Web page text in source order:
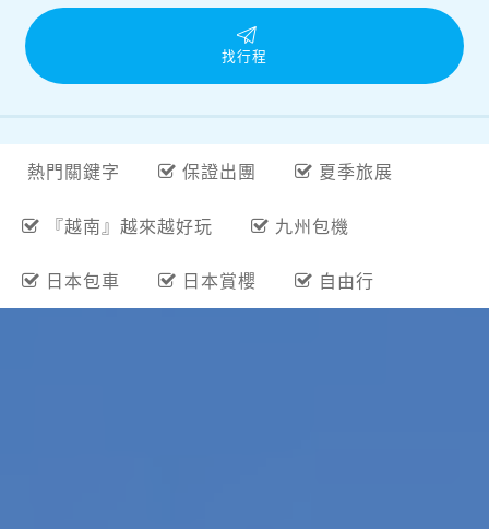
找行程
熱門關鍵字 保證出團 夏季旅展
『越南』越來越好玩 九州包機
日本包車 日本賞櫻 自由行